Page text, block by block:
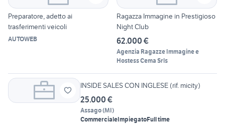
Preparatore, adetto ai
trasferimenti veicoli
AUTOWEB
Ragazza Immagine in Prestigioso
Night Club
62.000 €
Agenzia Ragazze Immagine e
Hostess Cema Srls
INSIDE SALES CON INGLESE (rif. micity)
25.000 €
Assago(MI)
CommercialeImpiegatoFull time